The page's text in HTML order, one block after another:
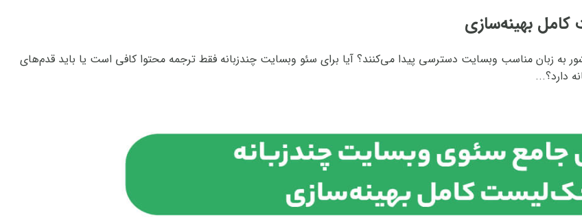
بهینه‌سازی
زبان مناسب وبسایت دسترسی پیدا می‌کنند؟ آیا برای سئو وبسایت چندزبانه فقط ترجمه محتوا کافی است یا باید قدم‌های